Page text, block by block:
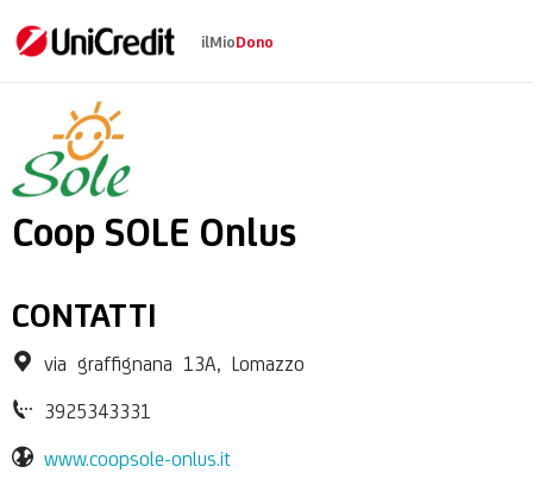
SPERANZA OLTRE LE
ilMioDono
Coop SOLE Onlus
CONTATTI
via graffignana 13A, Lomazzo
3925343331
www.coopsole-onlus.it